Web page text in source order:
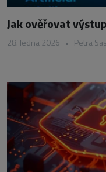
Jak ověřovat
28. ledna 2026 • Petra